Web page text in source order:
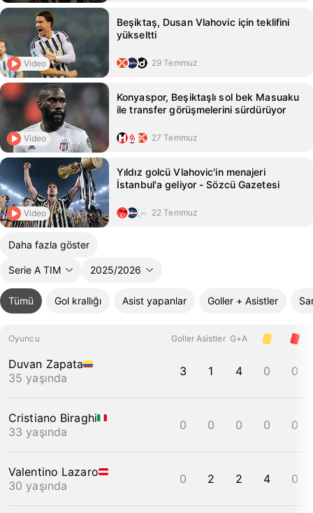
Video
Beşiktaş, Dusan Vlahovic için teklifini
yükseltti
29 Temmuz
Video
Konyaspor, Beşiktaşlı sol bek Masuaku
ile transfer görüşmelerini sürdürüyor
27 Temmuz
Video
Yıldız golcü Vlahovic'in menajeri
İstanbul'a geliyor - Sözcü Gazetesi
22 Temmuz
Daha fazla göster
Serie A TIM 2025/2026
Tümü Gol krallığı Asist yapanlar Goller + Asistler
Oyuncu Goller Asistler G+A
Duvan Zapata
35 yaşında
3 1 4 0 0
Cristiano Biraghi
33 yaşında
0 0 0 0 0
Valentino Lazaro
30 yaşında
0 2 2 4 0